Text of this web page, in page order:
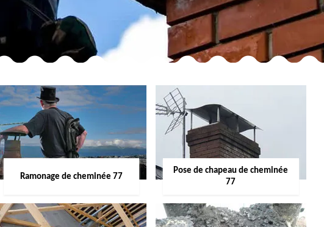
Ramonage de cheminée 77
Pose de chapeau de cheminée
77